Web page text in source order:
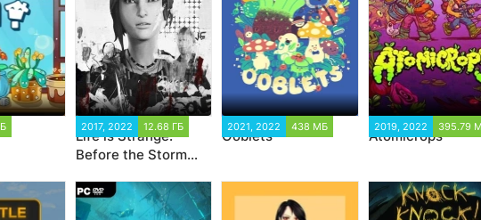
2017, 2022 12.68 ГБ
Life is Strange:
Before the Storm
2021, 2022 438 МБ
Ooblets
2019, 2022 395.79
Atomicrops